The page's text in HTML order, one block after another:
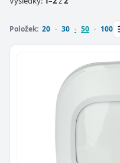
Položek: 20 30 50 100